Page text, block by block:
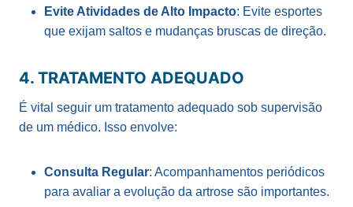
Evite Atividades de Alto Impacto: Evite esportes
que exijam saltos e mudanças bruscas de direção.
4. TRATAMENTO ADEQUADO
É vital seguir um tratamento adequado sob supervisão
de um médico. Isso envolve:
Consulta Regular: Acompanhamentos periódicos
para avaliar a evolução da artrose são importantes.